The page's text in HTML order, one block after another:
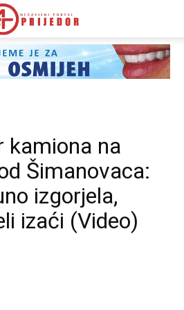
kamiona na
Šimanovaca:
izgorjela,
izaći (Video)